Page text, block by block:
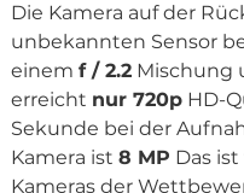
Die Kamera auf der
unbekannten Sensor
einem f / 2.2Mischung
erreicht nur 720pHD-
Sekunde bei der
Kamera ist 8 MP Das
Kameras der